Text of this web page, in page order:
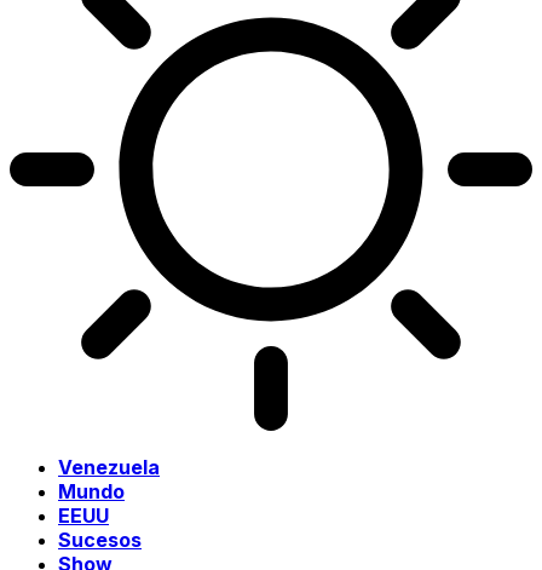
Venezuela
Mundo
EEUU
Sucesos
Show